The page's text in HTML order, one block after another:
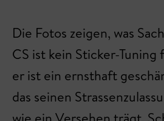
Die Fotos zeigen, was
CS ist kein Sticker-Tuning
er ist ein ernsthaft
das seinen